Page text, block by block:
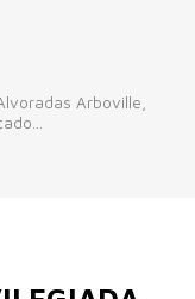
Arboville,